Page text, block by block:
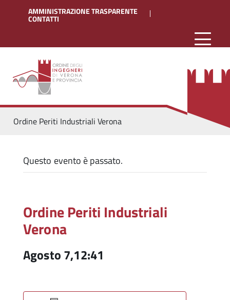
AMMINISTRAZIONE TRASPARENTE
CONTATTI
Ordine Periti Industriali Verona
Questo evento è passato.
Ordine Periti Industriali
Verona
Agosto 7,12:41